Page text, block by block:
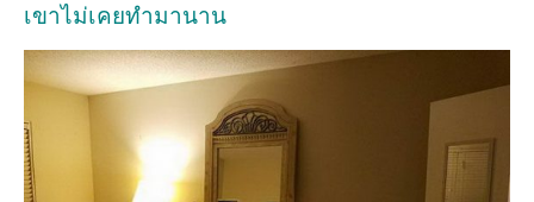
เขาไม่เคยทำมานาน